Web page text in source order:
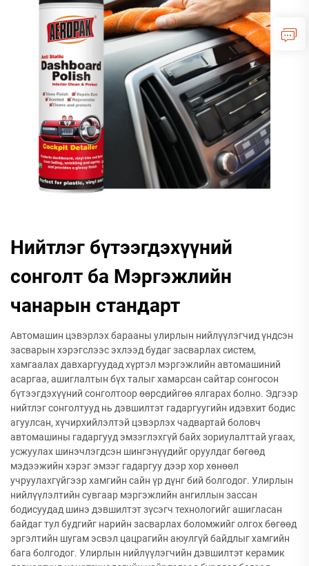
Нийтлэг бүтээгдэхүүний
сонголт ба Мэргэжлийн
чанарын стандарт
Автомашин цэвэрлэх барааны улирлын нийлүүлэгчид үндсэн
засварын хэрэгслээс эхлээд будаг засварлах систем,
хамгаалах давхаргуудад хүртэл мэргэжлийн автомашиний
асаргаа, ашиглалтын бүх талыг хамарсан сайтар сонгосон
бүтээгдэхүүний сонголтоор өөрсдийгөө ялгарах болно. Эдгээр
нийтлэг сонголтууд нь дэвшилтэт гадаргуугийн идэвхит бодис
агуулсан, хүчирхийлэлтэй цэвэрлэх чадвартай боловч
автомашины гадаргууд эмзэглэхгүй байх зориулалттай угаах,
усжуулах шинэчлэгдсэн шингэнүүдийг оруулдаг бөгөөд
мэдээжийн хэрэг эмзэг гадаргуу дээр хор хөнөөл
учруулахгүйгээр хамгийн сайн үр дүнг бий болгодог. Улирлын
нийлүүлэлтийн сувгаар мэргэжлийн ангиллын зассан
бодисуудад шинэ дэвшилтэт зүсэгч технологийг ашигласан
байдаг тул будгийг нарийн засварлах боломжийг олгох бөгөөд
эргэлтийн шугам эсвэл цацрагийн аюулгүй байдлыг хамгийн
бага болгодог. Улирлын нийлүүлэгчийн дэвшилтэт керамик